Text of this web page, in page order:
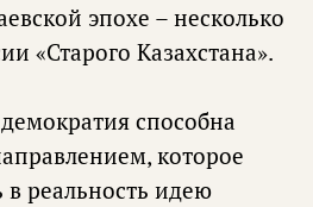
эпохе – несколько
«Старого Казахстана».
способна
которое
реальность идею